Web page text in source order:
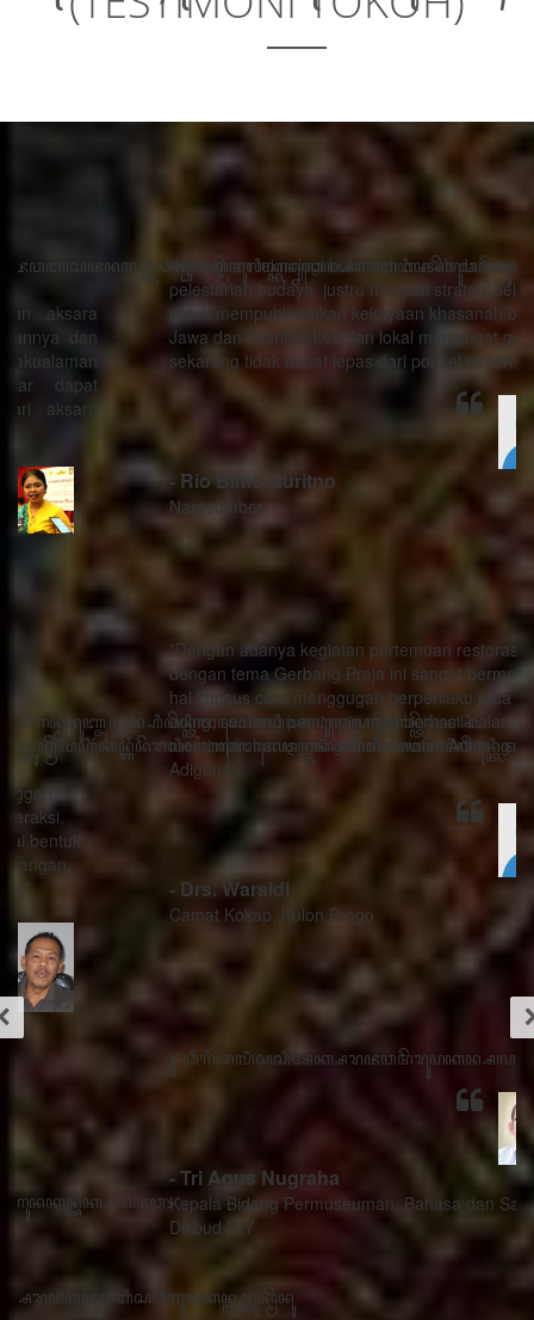
“Kemajuan teknologi bukanlah musuh dari proses
pelestarian budaya, justru menjadi strategi sebagai alat
untuk mempublikasikan kekayaan khasanah budaya
Jawa dan kearifan-kearifan lokal mengingat generasi
sekarang tidak dapat lepas dari ponsel pintarnya.”
- Rio Bimo Guritno
Narasumber
"Dengan adanya kegiatan pertemuan restorasi sosial
dengan tema Gerbang Praja ini sangat bermanfaat ada
hal khusus cara menggugah berperilaku rasa sithik
eding, seorang pemimpin mau berhasil dalam
memimpin harus menghindari watak Adigang Adigung
Adiguna"
- Drs. Warsidi
Camat Kokap, Kulon Progo
- Tri Agus Nugraha
Kepala Bidang Permuseuman, Bahasa dan Sastra
Disbud DIY